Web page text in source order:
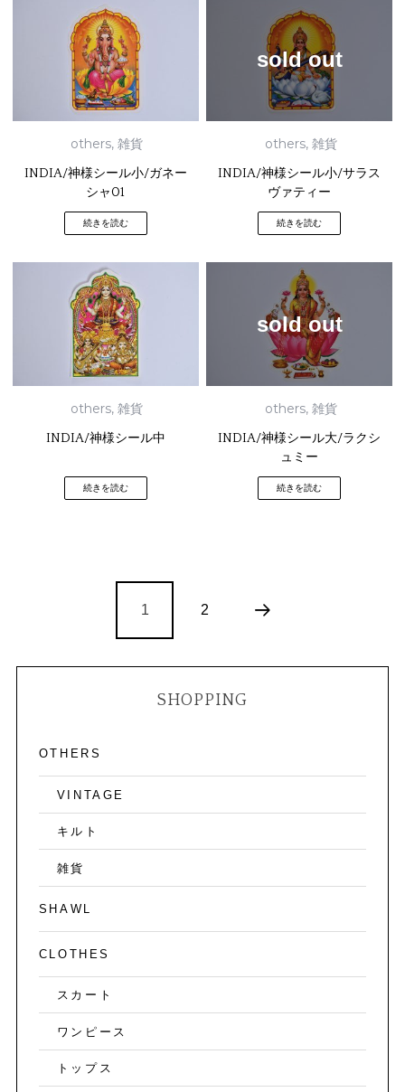
others,雑貨
INDIA/神様シール小/ガネー
シャ01
続きを読む
sold out
others, 雑貨
INDIA/神様シール小/サラス
ヴァティー
続きを読む
others,雑貨
INDIA/神様シール中
続きを読む
sold out
others, 雑貨
INDIA/神様シール大/ラクシ
ュミー
続きを読む
1 2
SHOPPING
OTHERS
VINTAGE
キルト
雑貨
SHAWL
CLOTHES
スカート
ワンピース
トップス